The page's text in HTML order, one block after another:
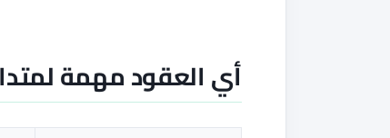
أي العقود مهمة